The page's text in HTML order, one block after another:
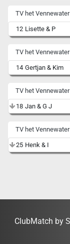
TV het Vennewater
12 Lisette & P
TV het Vennewater
14 Gertjan & Kim
TV het Vennewater
18 Jan & G J
TV het Vennewater
25 Henk & I
ClubMatch by